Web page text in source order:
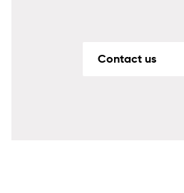
Contact us